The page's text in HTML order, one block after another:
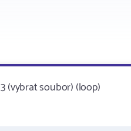
(vybrat soubor) (loop)